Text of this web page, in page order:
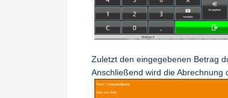
Zuletzt den eingegebenen Betrag
Anschließend wird die Abrechnung